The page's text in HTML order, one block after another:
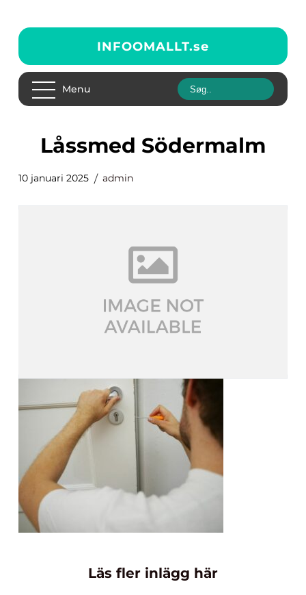
INFOOMALLT.se
Menu
Låssmed Södermalm
10 januari 2025 admin
Läs fler inlägg här